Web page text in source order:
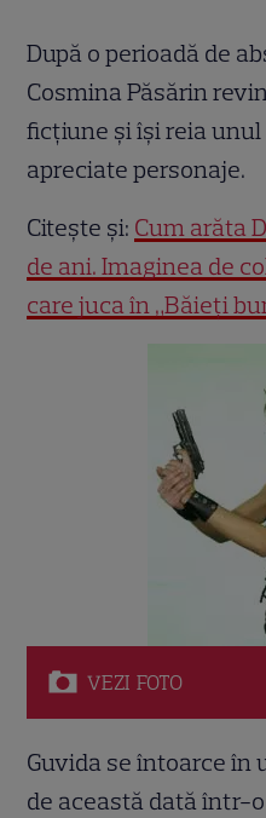
După o perioadă de
Cosmina Păsărin
ficțiune și își reia
apreciate personaje.
Citește și: Cum arăta
de ani. Imaginea de
care juca în „Băieți
VEZI FOTO
Guvida se întoarce în
de această dată într-